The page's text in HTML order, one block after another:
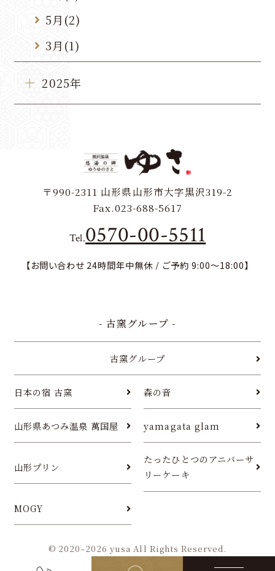
5月(2)
3月(1)
2025年
〒990-2311 山形県山形市大字黒沢319-2
Fax.023-688-5617
Tel.0570-00-5511
【お問い合わせ 24時間年中無休 / ご予約 9:00～18:00】
- 古窯グループ -
古窯グループ
日本の宿 古窯 森の音
山形県あつみ温泉 萬国屋 yamagata glam
山形プリン
たったひとつのアニバーサ
リーケーキ
MOGY
© 2020–2026 yusa All Rights Reserved.